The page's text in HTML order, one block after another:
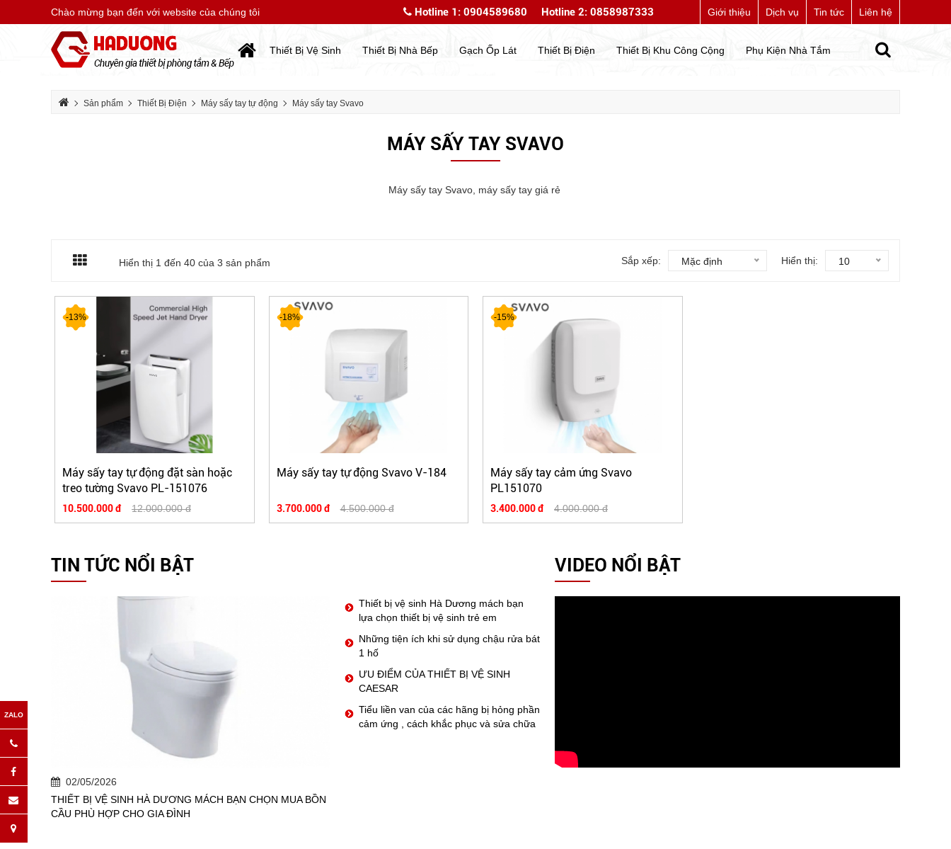
Chào mừng bạn đến với website của chúng tôi Chào mừng bạn đến với website của chúng tôi Chào mừng bạn đến với website của chúng tôi
Hotline 1: 0904589680 Hotline 2: 0858987333 Giới thiệu Dịch vụ Tin tức Liên hệ
Thiết Bị Vệ Sinh Thiết Bị Nhà Bếp Gạch Ốp Lát Thiết Bị Điện Thiết Bị Khu Công Cộng Phụ Kiện Nhà Tắm
Sản phẩm Thiết Bị Điện Máy sấy tay tự động Máy sấy tay Svavo
MÁY SẤY TAY SVAVO
Máy sấy tay Svavo, máy sấy tay giá rẻ
Hiển thị 1 đến 40 của 3 sản phẩm Sắp xếp: Mặc định Hiển thị: 10
-13%
Máy sấy tay tự động đặt sàn hoặc
treo tường Svavo PL-151076
10.500.000 đ 12.000.000 đ
-18%
Máy sấy tay tự động Svavo V-184
3.700.000 đ 4.500.000 đ
-15%
Máy sấy tay cảm ứng Svavo
PL151070
3.400.000 đ 4.000.000 đ
TIN TỨC NỔI BẬT
02/05/2026
THIẾT BỊ VỆ SINH HÀ DƯƠNG MÁCH BẠN CHỌN MUA BỒN
CẦU PHÙ HỢP CHO GIA ĐÌNH
Thiết bị vệ sinh Hà Dương mách bạn
lựa chọn thiết bị vệ sinh trẻ em
Những tiện ích khi sử dụng chậu rửa bát
1 hố
ƯU ĐIỂM CỦA THIẾT BỊ VỆ SINH
CAESAR
Tiểu liền van của các hãng bị hỏng phần
cảm ứng , cách khắc phục và sửa chữa
VIDEO NỔI BẬT